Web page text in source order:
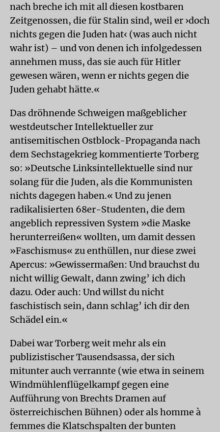
nach breche ich mit all diesen kostbaren
Zeitgenossen, die für Stalin sind, weil er ›doch
nichts gegen die Juden hat‹ (was auch nicht
wahr ist) – und von denen ich infolgedessen
annehmen muss, das sie auch für Hitler
gewesen wären, wenn er nichts gegen die
Juden gehabt hätte.«
Das dröhnende Schweigen maßgeblicher
westdeutscher Intellektueller zur
antisemitischen Ostblock-Propaganda nach
dem Sechstagekrieg kommentierte Torberg
so: »Deutsche Linksintellektuelle sind nur
solang für die Juden, als die Kommunisten
nichts dagegen haben.« Und zu jenen
radikalisierten 68er-Studenten, die dem
angeblich repressiven System »die Maske
herunterreißen« wollten, um damit dessen
»Faschismus« zu enthüllen, nur diese zwei
Apercus: »Gewissermaßen: Und brauchst du
nicht willig Gewalt, dann zwing’ ich dich
dazu. Oder auch: Und willst du nicht
faschistisch sein, dann schlag’ ich dir den
Schädel ein.«
Dabei war Torberg weit mehr als ein
publizistischer Tausendsassa, der sich
mitunter auch verrannte (wie etwa in seinem
Windmühlenflügelkampf gegen eine
Aufführung von Brechts Dramen auf
österreichischen Bühnen) oder als homme à
femmes die Klatschspalten der bunten